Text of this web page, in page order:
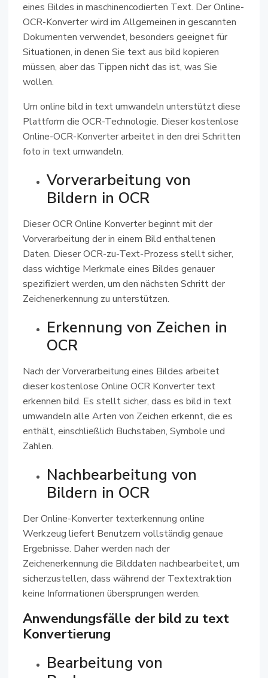
eines Bildes in maschinencodierten Text. Der Online-
OCR-Konverter wird im Allgemeinen in gescannten
Dokumenten verwendet, besonders geeignet für
Situationen, in denen Sie text aus bild kopieren
müssen, aber das Tippen nicht das ist, was Sie
wollen.
Um online bild in text umwandeln unterstützt diese
Plattform die OCR-Technologie. Dieser kostenlose
Online-OCR-Konverter arbeitet in den drei Schritten
foto in text umwandeln.
Vorverarbeitung von
Bildern in OCR
Dieser OCR Online Konverter beginnt mit der
Vorverarbeitung der in einem Bild enthaltenen
Daten. Dieser OCR-zu-Text-Prozess stellt sicher,
dass wichtige Merkmale eines Bildes genauer
spezifiziert werden, um den nächsten Schritt der
Zeichenerkennung zu unterstützen.
Erkennung von Zeichen in
OCR
Nach der Vorverarbeitung eines Bildes arbeitet
dieser kostenlose Online OCR Konverter text
erkennen bild. Es stellt sicher, dass es bild in text
umwandeln alle Arten von Zeichen erkennt, die es
enthält, einschließlich Buchstaben, Symbole und
Zahlen.
Nachbearbeitung von
Bildern in OCR
Der Online-Konverter texterkennung online
Werkzeug liefert Benutzern vollständig genaue
Ergebnisse. Daher werden nach der
Zeichenerkennung die Bilddaten nachbearbeitet, um
sicherzustellen, dass während der Textextraktion
keine Informationen übersprungen werden.
Anwendungsfälle der bild zu text
Konvertierung
Bearbeitung von